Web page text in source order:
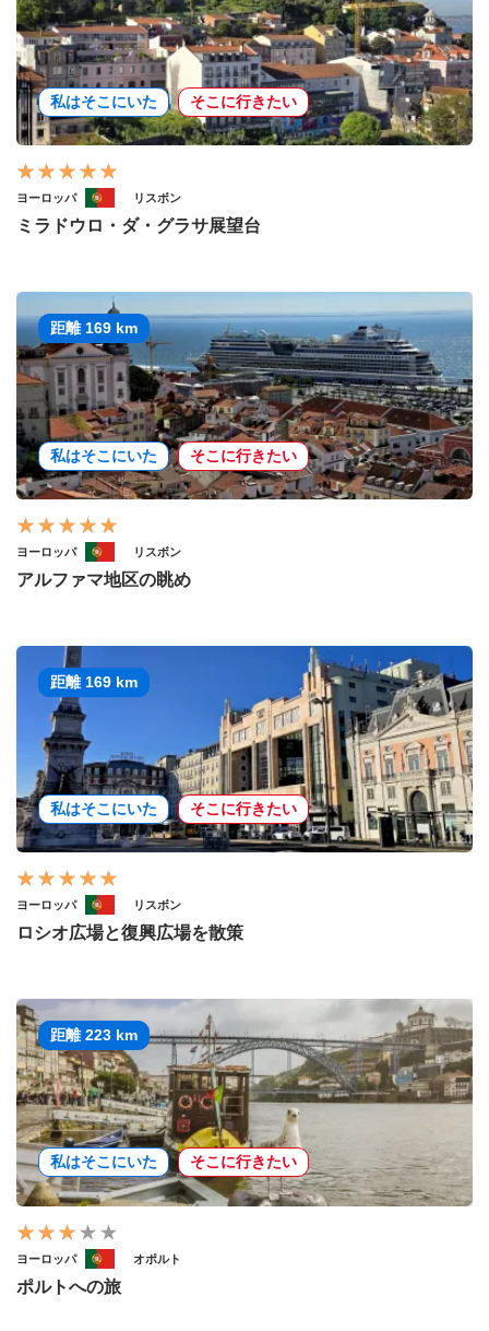
私はそこにいた そこに行きたい
ヨーロッパ リスボン
ミラドウロ・ダ・グラサ展望台
距離 169 km
私はそこにいた そこに行きたい
ヨーロッパ リスボン
アルファマ地区の眺め
距離 169 km
私はそこにいた そこに行きたい
ヨーロッパ リスボン
ロシオ広場と復興広場を散策
距離 223 km
私はそこにいた そこに行きたい
ヨーロッパ オポルト
ポルトへの旅